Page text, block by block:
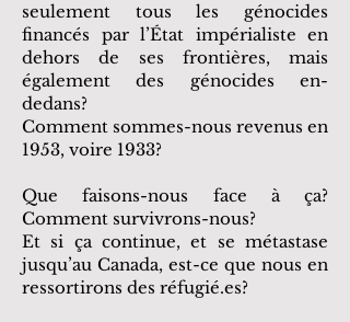
seulement tous les génocides
financés par l’État impérialiste en
dehors de ses frontières, mais
également des génocides en-
dedans?
Comment sommes-nous revenus en
1953, voire 1933?
Que faisons-nous face à ça?
Comment survivrons-nous?
Et si ça continue, et se métastase
jusqu’au Canada, est-ce que nous en
ressortirons des réfugié.es?